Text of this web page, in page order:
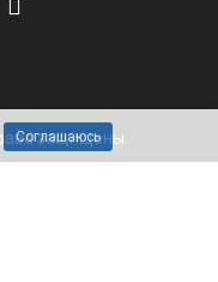
защищены.
Соглашаюсь